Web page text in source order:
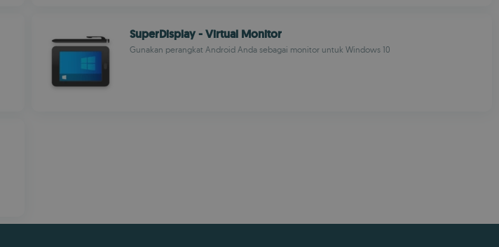
SuperDisplay - Virtual Monitor
Gunakan perangkat Android Anda sebagai monitor untuk Windows 10